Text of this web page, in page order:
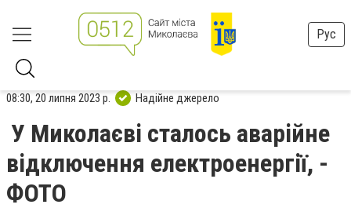
Рус
08:30, 20 липня 2023 р. Надійне джерело
У Миколаєві сталось аварійне
відключення електроенергії, -
ФОТО